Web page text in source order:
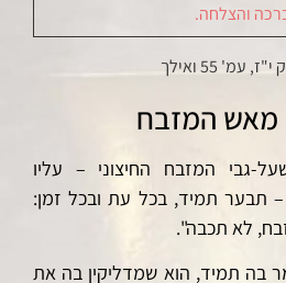
והצלחה.
55 ואילך
מאש המזבח
גבי המזבח החיצוני – עליו
תבער תמיד, בכל עת ובכל זמן:
לא תכבה".
בה תמיד, הוא שמדליקין בה את